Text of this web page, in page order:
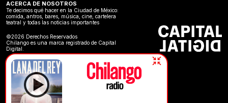
ACERCA DE NOSOTROS
Te decimos qué hacer en la Ciudad de México:
comida, antros, bares, música, cine, cartelera
teatral y todas las noticias importantes
©2026 Derechos Reservados
Chilango es una marca registrado de Capital
Digital.